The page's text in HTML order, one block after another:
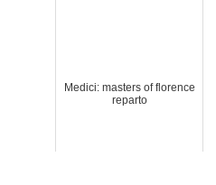
Medici: masters of florence
reparto